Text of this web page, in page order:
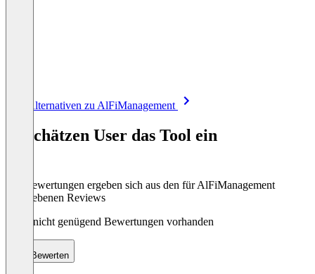
Alle Alternativen zu AlFiManagement
So schätzen User das Tool ein
Die Bewertungen ergeben sich aus den für AlFiManagement
abgegebenen Reviews
Noch nicht genügend Bewertungen vorhanden
Bewerten